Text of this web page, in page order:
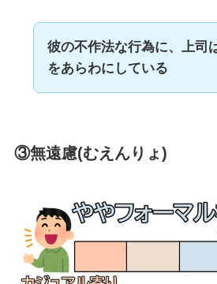
彼の不作法な行為に、上司
をあらわにしている
③無遠慮(むえんりょ)